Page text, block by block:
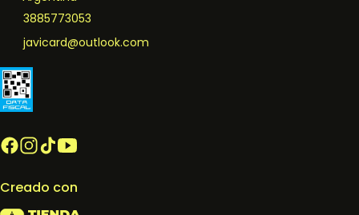
3885773053
javicard@outlook.com
Creado con